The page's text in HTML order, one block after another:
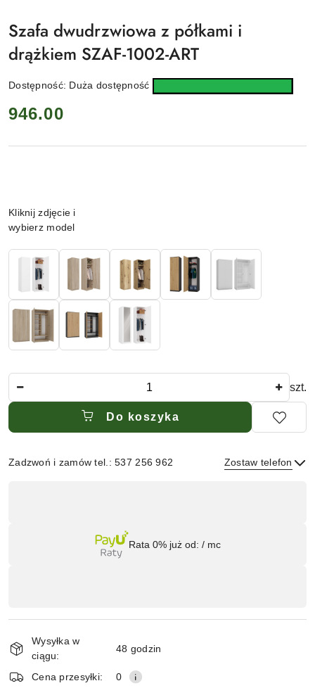
Szafa dwudrzwiowa z półkami i
drążkiem SZAF-1002-ART
Dostępność: Duża dostępność
cena:
946.00
Wariant
Kliknij zdjęcie i
wybierz model
szt.
Do koszyka
Zadzwoń i zamów tel.: 537 256 962 Zostaw telefon
Rata 0% już od: / mc
Wysyłka w
ciągu:
48 godzin
Cena przesyłki: 0